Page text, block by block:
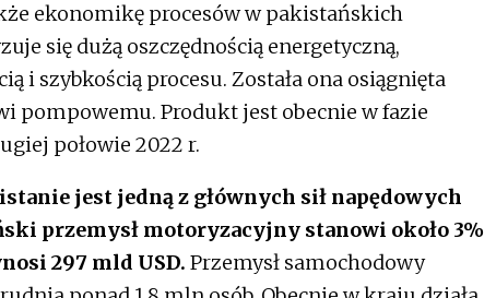
ekonomikę procesów w pakistańskich
się dużą oszczędnością energetyczną,
i szybkością procesu. Została ona osiągnięta
pompowemu. Produkt jest obecnie w fazie
połowie 2022 r.
jest jedną z głównych sił napędowych
przemysł motoryzacyjny stanowi około 3%
297 mld USD. Przemysł samochodowy